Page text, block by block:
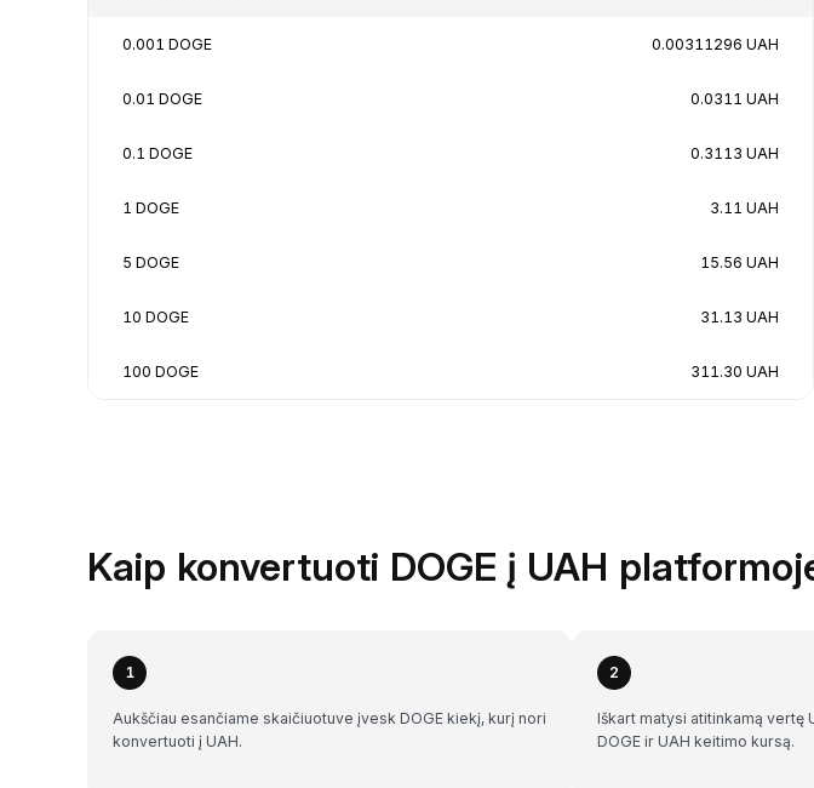
0.001 DOGE 0.00311296 UAH
0.01 DOGE 0.0311 UAH
0.1 DOGE 0.3113 UAH
1 DOGE 3.11 UAH
5 DOGE 15.56 UAH
10 DOGE 31.13 UAH
100 DOGE 311.30 UAH
Kaip konvertuoti DOGE į UAH
1
Aukščiau esančiame skaičiuotuve įvesk DOGE kiekį, kurį nori
konvertuoti į UAH.
2
Iškart matysi atitinkamą vertę
DOGE ir UAH keitimo kursą.